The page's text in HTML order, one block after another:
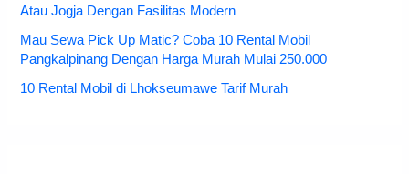
Atau Jogja Dengan Fasilitas Modern
Mau Sewa Pick Up Matic? Coba 10 Rental Mobil
Pangkalpinang Dengan Harga Murah Mulai 250.000
10 Rental Mobil di Lhokseumawe Tarif Murah